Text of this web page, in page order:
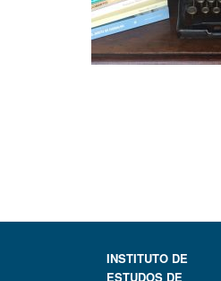
INSTITUTO DE
ESTUDOS DE